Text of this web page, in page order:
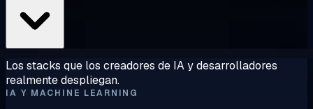
Los stacks que los creadores de IA y desarrolladores
realmente despliegan.
IA Y MACHINE LEARNING